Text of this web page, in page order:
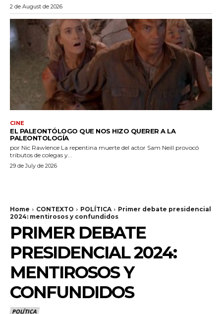
2 de August de 2026
CINE
EL PALEONTÓLOGO QUE NOS HIZO QUERER A LA
PALEONTOLOGÍA
por Nic Rawlence La repentina muerte del actor Sam Neill provocó
tributos de colegas y...
29 de July de 2026